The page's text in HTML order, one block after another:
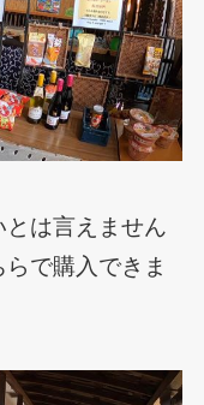
は言えません
で購入できま